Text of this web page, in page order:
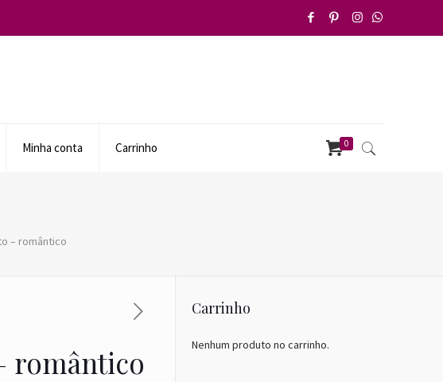
Minha conta Carrinho 0
– romântico
romântico
Carrinho
Nenhum produto no carrinho.